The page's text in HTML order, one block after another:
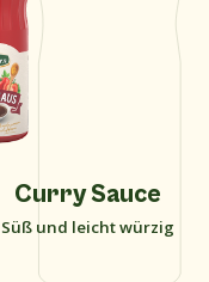
Curry Sauce
Süß und leicht würzig